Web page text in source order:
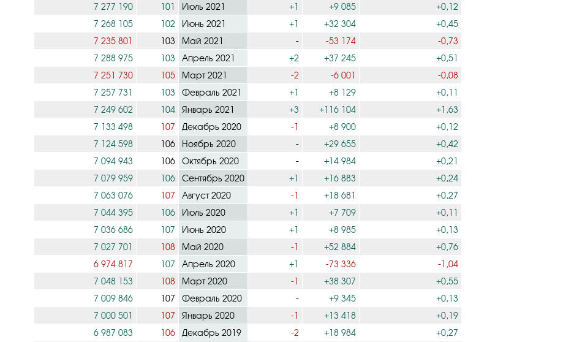
7 277 190
101 Июль 2021 +1 +9 085
+0,12
7 268 105
102 Июнь 2021 +1 +32 304
+0,45
7 235 801
103 Май 2021 - -53 174
-0,73
7 288 975
103 Апрель 2021 +2 +37 245
+0,51
7 251 730
105 Март 2021 -2 -6 001
-0,08
7 257 731
103 Февраль 2021 +1 +8 129
+0,11
7 249 602
104 Январь 2021 +3 +116 104
+1,63
7 133 498
107 Декабрь 2020 -1 +8 900
+0,12
7 124 598
106 Ноябрь 2020 - +29 655
+0,42
7 094 943
106 Октябрь 2020 - +14 984
+0,21
7 079 959
106 Сентябрь 2020 +1 +16 883
+0,24
7 063 076
107 Август 2020 -1 +18 681
+0,27
7 044 395
106 Июль 2020 +1 +7 709
+0,11
7 036 686
107 Июнь 2020 +1 +8 985
+0,13
7 027 701
108 Май 2020 -1 +52 884
+0,76
6 974 817
107 Апрель 2020 +1 -73 336
-1,04
7 048 153
108 Март 2020 -1 +38 307
+0,55
7 009 846
107 Февраль 2020 - +9 345
+0,13
7 000 501
107 Январь 2020 -1 +13 418
+0,19
6 987 083
106 Декабрь 2019 -2 +18 984
+0,27